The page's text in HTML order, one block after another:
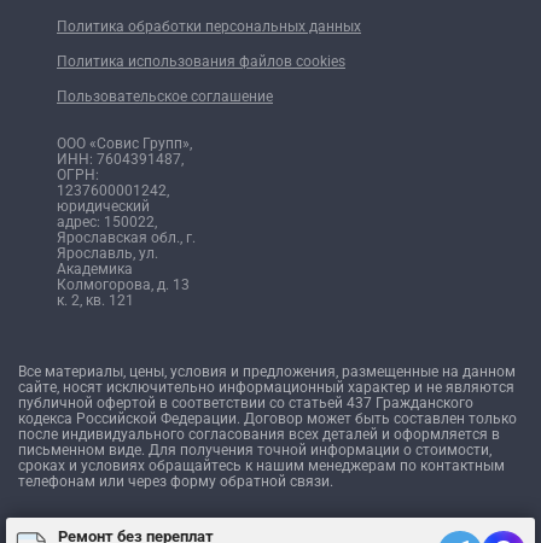
Политика обработки персональных данных
Политика использования файлов cookies
Пользовательское соглашение
ООО «Совис Групп»,
ИНН: 7604391487,
ОГРН:
1237600001242,
юридический
адрес: 150022,
Ярославская обл., г.
Ярославль, ул.
Академика
Колмогорова, д. 13
к. 2, кв. 121
Все материалы, цены, условия и предложения, размещенные на данном
сайте, носят исключительно информационный характер и не являются
публичной офертой в соответствии со статьей 437 Гражданского
кодекса Российской Федерации. Договор может быть составлен только
после индивидуального согласования всех деталей и оформляется в
письменном виде. Для получения точной информации о стоимости,
сроках и условиях обращайтесь к нашим менеджерам по контактным
телефонам или через форму обратной связи.
Ремонт без переплат